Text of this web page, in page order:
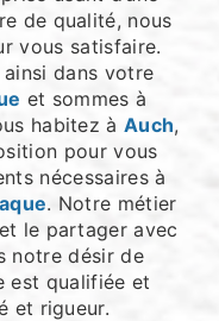
de qualité, nous
vous satisfaire.
dans votre
et sommes à
habitez àAuch,
pour vous
nécessaires à
. Notre métier
le partager avec
notre désir de
est qualifiée et
et rigueur.